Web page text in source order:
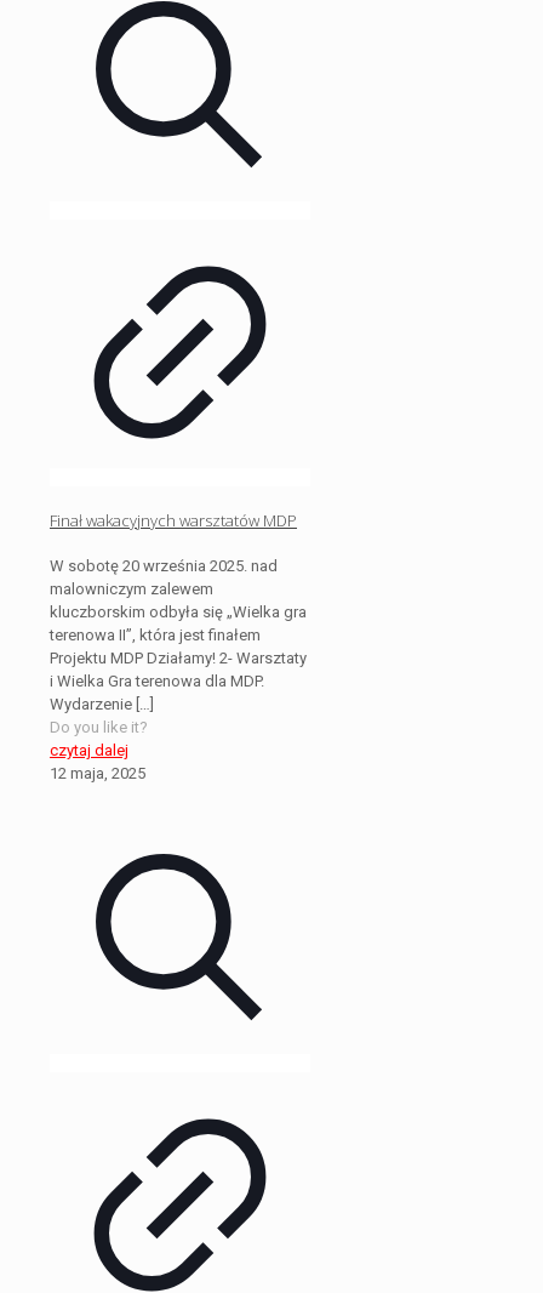
Finał wakacyjnych warsztatów MDP
W sobotę 20 września 2025. nad
malowniczym zalewem
kluczborskim odbyła się „Wielka gra
terenowa II”, która jest finałem
Projektu MDP Działamy! 2- Warsztaty
i Wielka Gra terenowa dla MDP.
Wydarzenie […]
Do you like it?
czytaj dalej
12 maja, 2025